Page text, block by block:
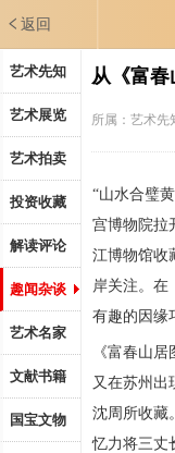
返回
艺术先知
艺术展览
艺术拍卖
投资收藏
解读评论
趣闻杂谈
艺术名家
文献书籍
国宝文物
从《富
所属：艺术先
“山水合璧
宫博物院拉
江博物馆收
岸关注。在
有趣的因缘
《富春山
又在苏州出
沈周所收藏
忆力将三丈